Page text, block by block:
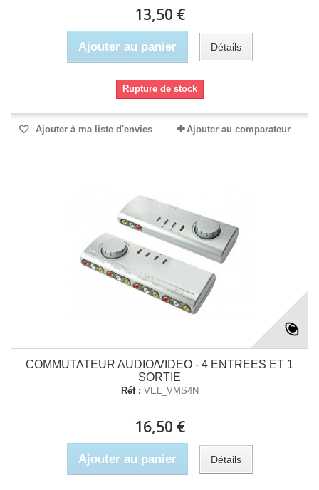
13,50 €
Ajouter au panier Détails
Rupture de stock
Ajouter à ma liste d'envies Ajouter au comparateur
COMMUTATEUR AUDIO/VIDEO - 4 ENTREES ET 1
SORTIE
Réf : VEL_VMS4N
16,50 €
Ajouter au panier Détails